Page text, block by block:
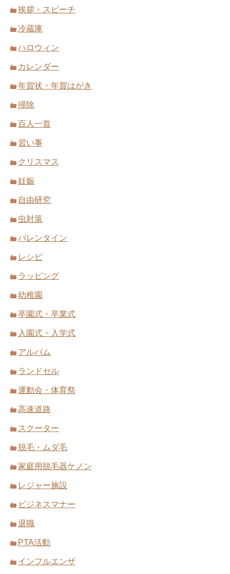
挨拶・スピーチ
冷蔵庫
ハロウィン
カレンダー
年賀状・年賀はがき
掃除
百人一首
習い事
クリスマス
妊娠
自由研究
虫対策
バレンタイン
レシピ
ラッピング
幼稚園
卒園式・卒業式
入園式・入学式
アルバム
ランドセル
運動会・体育祭
高速道路
スクーター
脱毛・ムダ毛
家庭用脱毛器ケノン
レジャー施設
ビジネスマナー
退職
PTA活動
インフルエンザ